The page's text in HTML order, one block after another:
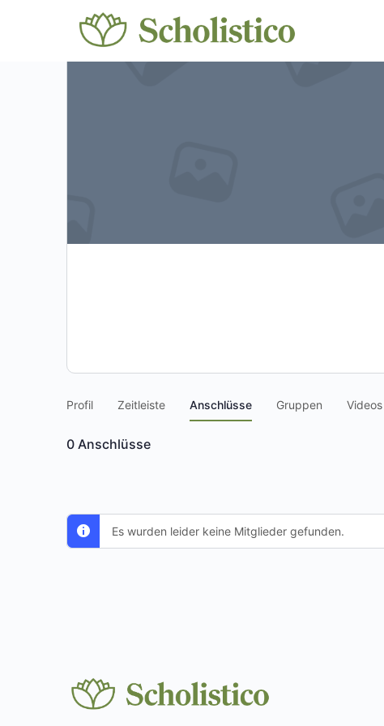
Profil Zeitleiste Anschlüsse Gruppen Videos
0 Anschlüsse
Es wurden leider keine Mitglieder gefunden.